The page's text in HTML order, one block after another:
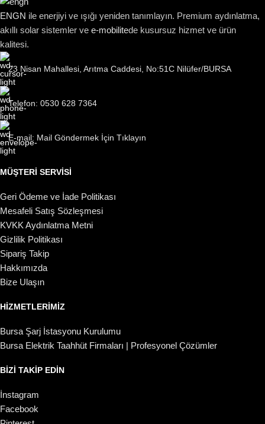
ENGN ile enerjiyi ve ışığı yeniden tanımlayın. Premium aydınlatma,
akıllı solar sistemler ve e-mobilitede kusursuz hizmet ve ürün
kalitesi.
23 Nisan Mahallesi, Arıtma Caddesi, No:51C Nilüfer/BURSA
Telefon: 0530 628 7364
E-mail: Mail Göndermek İçin Tıklayın
MÜŞTERI SERVISI
Geri Ödeme ve İade Politikası
Mesafeli Satış Sözleşmesi
KVKK Aydınlatma Metni
Gizlilik Politikası
Sipariş Takip
Hakkımızda
Bize Ulaşın
HIZMETLERIMIZ
Bursa Şarj İstasyonu Kurulumu
Bursa Elektrik Taahhüt Firmaları | Profesyonel Çözümler
BIZI TAKIP EDIN
İnstagram
Facebook